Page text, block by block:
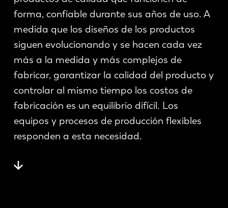
forma, confiable durante sus años de uso. A
medida que los diseños de los productos
siguen evolucionando y se hacen cada vez
más a la medida y más complejos de
fabricar, garantizar la calidad del producto y
controlar al mismo tiempo los costos de
fabricación es un equilibrio difícil. Los
equipos y procesos de producción flexibles
responden a esta necesidad.
Descubra LVD
Testimonios
Eventos
Centro de recursos
Industrias y soluciones
Contacto